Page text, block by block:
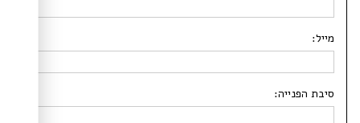
מייל:
סיבת הפנייה: